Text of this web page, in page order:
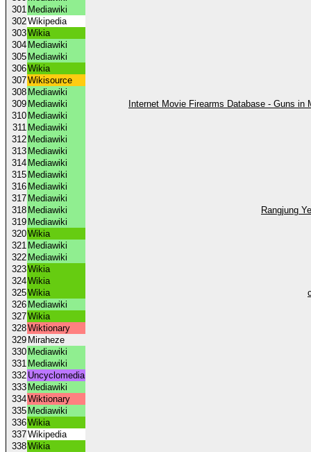
301 Mediawiki
302Wikipedia
303Wikia
304 Mediawiki
305 Mediawiki
306Wikia
307Wikisource
308 Mediawiki
309 Mediawiki
Internet Movie Firearms Database - Guns
310 Mediawiki
311 Mediawiki
312 Mediawiki
313 Mediawiki
314 Mediawiki
315 Mediawiki
316 Mediawiki
317 Mediawiki
318 Mediawiki
Rangjung
319 Mediawiki
320Wikia
321 Mediawiki
322 Mediawiki
323Wikia
324Wikia
325Wikia
326 Mediawiki
327Wikia
328Wiktionary
329 Miraheze
330 Mediawiki
331 Mediawiki
332 Uncyclomedia
333 Mediawiki
334Wiktionary
335 Mediawiki
336Wikia
337Wikipedia
338Wikia